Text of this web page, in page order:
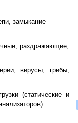
замыкание
раздражающие,
вирусы, грибы,
(статические и